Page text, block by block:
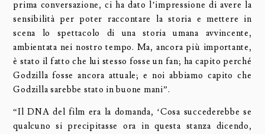
prima conversazione, ci ha dato l’impressione di avere la
sensibilità per poter raccontare la storia e mettere in
scena lo spettacolo di una storia umana avvincente,
ambientata nei nostro tempo. Ma, ancora più importante,
è stato il fatto che lui stesso fosse un fan; ha capito perché
Godzilla fosse ancora attuale; e noi abbiamo capito che
Godzilla sarebbe stato in buone mani”.
“Il DNA del film era la domanda, ‘Cosa succederebbe se
qualcuno si precipitasse ora in questa stanza dicendo,